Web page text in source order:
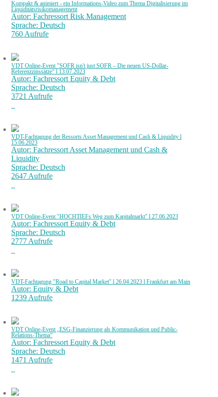
Kompakt & animiert - ein Informations-Video zum Thema Digitalisierung im
Liquiditätsrisikomanagement
Autor: Fachressort Risk Management
Sprache: Deutsch
760 Aufrufe
VDT Online-Event "SOFR isn't just SOFR – Die neuen US-Dollar-
Referenzzinssätze“ l 13.07.2023
Autor: Fachressort Equity & Debt
Sprache: Deutsch
3721 Aufrufe
VDT-Fachtagung der Ressorts Asset Management und Cash & Liquidity l
15.06.2023
Autor: Fachressort Asset Management und Cash &
Liquidity
Sprache: Deutsch
2647 Aufrufe
VDT Online-Event "HOCHTIEFs Weg zum Kapitalmarkt" l 27.06.2023
Autor: Fachressort Equity & Debt
Sprache: Deutsch
2777 Aufrufe
VDT-Fachtagung "Road to Capital Market" l 26.04.2023 l Frankfurt am Main
Autor: Equity & Debt
1239 Aufrufe
VDT Online-Event „ESG-Finanzierung als Kommunikation und Public-
Relations-Thema“
Autor: Fachressort Equity & Debt
Sprache: Deutsch
1471 Aufrufe